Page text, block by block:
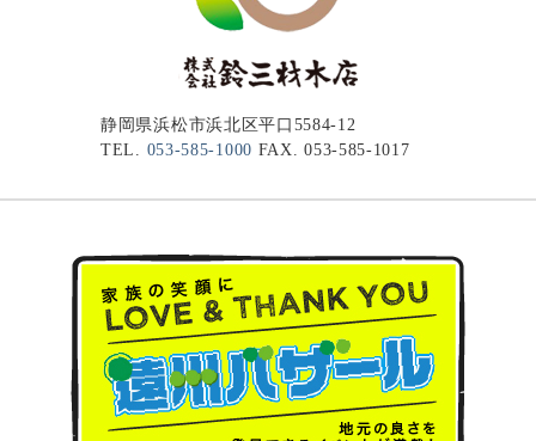
静岡県浜松市浜北区平口5584-12
TEL. 053-585-1000 FAX. 053-585-1017